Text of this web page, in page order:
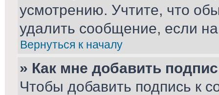
усмотрению. Учтите, что
удалить сообщение, если на
Вернуться к началу
» Как мне добавить
Чтобы добавить подпись к